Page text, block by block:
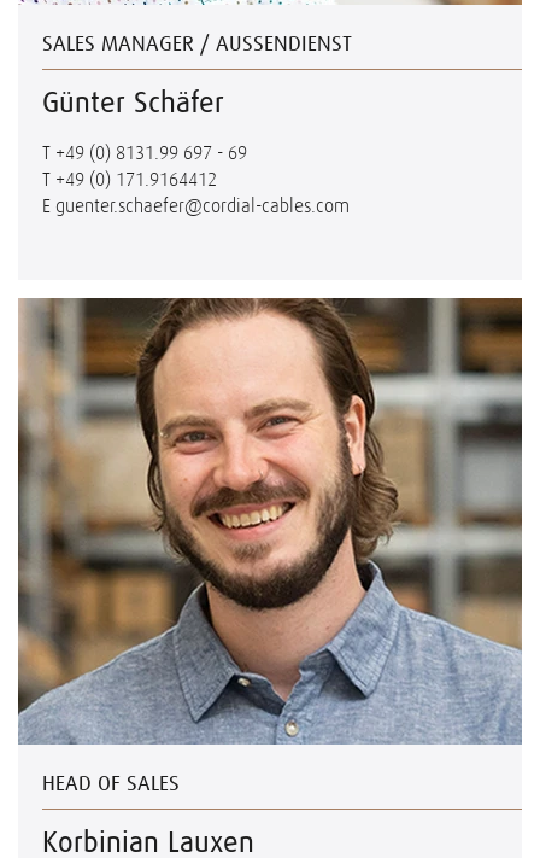
SALES MANAGER / AUSSENDIENST
Günter Schäfer
T +49 (0) 8131.99 697 - 69
T +49 (0) 171.9164412
E guenter.schaefer@cordial-cables.com
HEAD OF SALES
Korbinian Lauxen